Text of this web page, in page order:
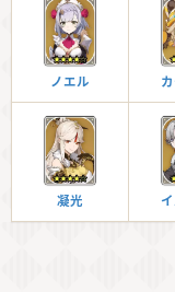
ノエル
凝光